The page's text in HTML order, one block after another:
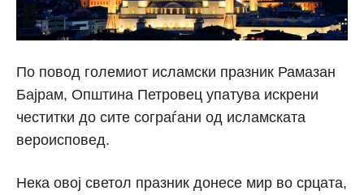
По повод големиот исламски празник Рамазан
Бајрам, Општина Петровец упатува искрени
честитки до сите сограѓани од исламската
вероисповед.
Нека овој светол празник донесе мир во срцата,